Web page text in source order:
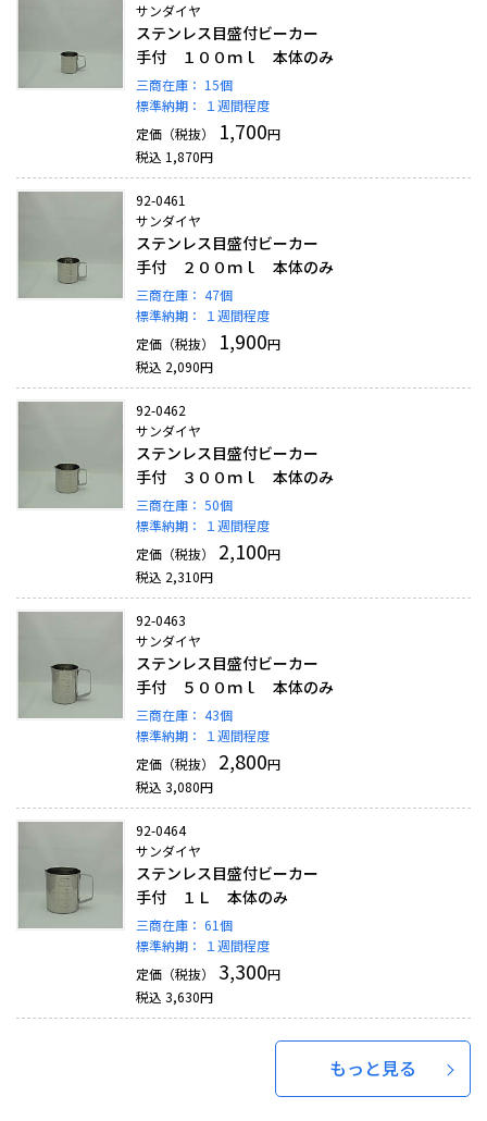
サンダイヤ
ステンレス目盛付ビーカー
手付 １００ｍｌ 本体のみ
三商在庫： 15個
標準納期：
１週間程度
定価（税抜）
1,700円
税込 1,870円
92-0461
サンダイヤ
ステンレス目盛付ビーカー
手付 ２００ｍｌ 本体のみ
三商在庫： 47個
標準納期：
１週間程度
定価（税抜）
1,900円
税込 2,090円
92-0462
サンダイヤ
ステンレス目盛付ビーカー
手付 ３００ｍｌ 本体のみ
三商在庫： 50個
標準納期：
１週間程度
定価（税抜）
2,100円
税込 2,310円
92-0463
サンダイヤ
ステンレス目盛付ビーカー
手付 ５００ｍｌ 本体のみ
三商在庫： 43個
標準納期：
１週間程度
定価（税抜）
2,800円
税込 3,080円
92-0464
サンダイヤ
ステンレス目盛付ビーカー
手付 １Ｌ 本体のみ
三商在庫： 61個
標準納期：
１週間程度
定価（税抜）
3,300円
税込 3,630円
もっと見る